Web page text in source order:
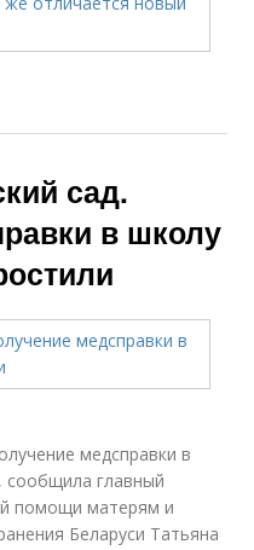
сад.
в школу
медсправки в
сообщила главный
помощи матерям и
Беларуси Татьяна